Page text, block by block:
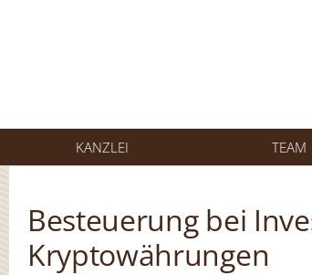
KANZLEI TEAM
Besteuerung bei
Kryptowährungen